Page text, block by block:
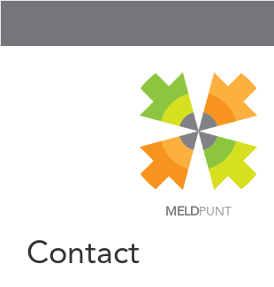
MELDPUNT
Contact